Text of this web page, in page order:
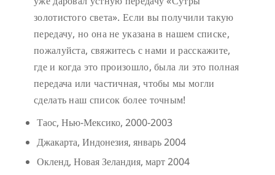
золотистого света». Если вы получили такую
передачу, но она не указана в нашем списке,
пожалуйста, свяжитесь с нами и расскажите,
где и когда это произошло, была ли это полная
передача или частичная, чтобы мы могли
сделать наш список более точным!
Таос, Нью-Мексико, 2000-2003
Джакарта, Индонезия, январь 2004
Окленд, Новая Зеландия, март 2004